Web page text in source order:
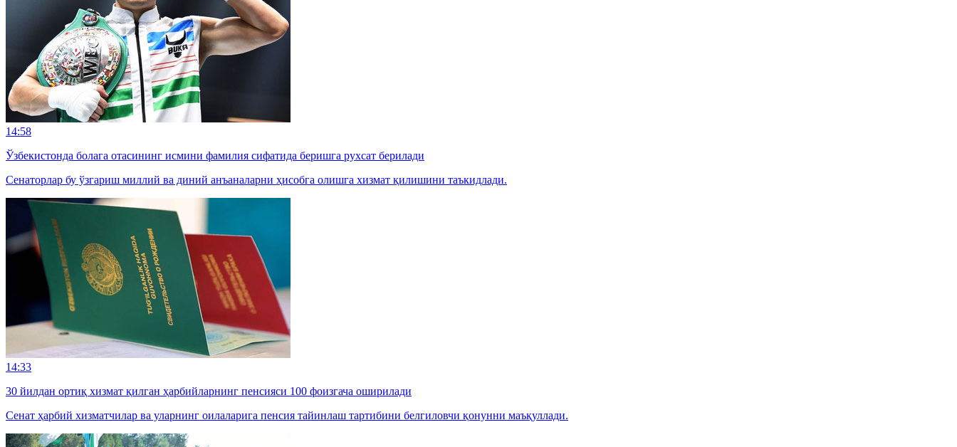
14:58
Ўзбекистонда болага отасининг исмини фамилия сифатида беришга рухсат берилади
Сенаторлар бу ўзгариш миллий ва диний анъаналарни ҳисобга олишга хизмат қилишини таъкидлади.
14:33
30 йилдан ортиқ хизмат қилган ҳарбийларнинг пенсияси 100 фоизгача оширилади
Сенат ҳарбий хизматчилар ва уларнинг оилаларига пенсия тайинлаш тартибини белгиловчи қонунни маъқуллади.